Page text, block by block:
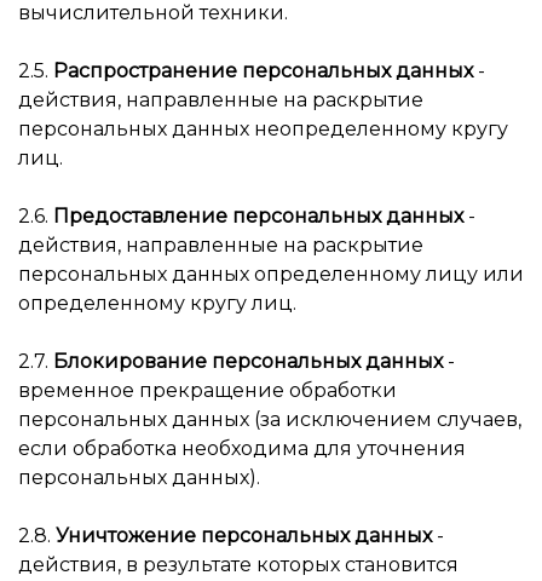
вычислительной техники.
2.5. Распространение персональных данных-
действия, направленные на раскрытие
персональных данных неопределенному кругу
лиц.
2.6. Предоставление персональных данных-
действия, направленные на раскрытие
персональных данных определенному лицу или
определенному кругу лиц.
2.7. Блокирование персональных данных-
временное прекращение обработки
персональных данных (за исключением случаев,
если обработка необходима для уточнения
персональных данных).
2.8. Уничтожение персональных данных-
действия, в результате которых становится